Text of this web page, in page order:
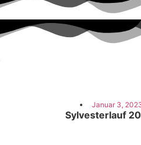
Januar 3,
Sylvesterlauf